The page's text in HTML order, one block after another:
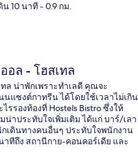
น 10 นาที- 0.9 กม.
อล - โฮสเทล
ล น่าพักเพราะทำเลดี คุณจะ
นแซงต์กาทรีน ได้โดยใช้เวลาไม่เกิน
รรองท้องที่ Hostels Bistro ซึ่งให้
าประทับใจเพิ่มเติม ได้แก่ บาร์/เลา
เดินทางคนอื่นๆ ประทับใจพนักงาน
ทีถึง สถานีกาย-คอนคอร์เดีย และ